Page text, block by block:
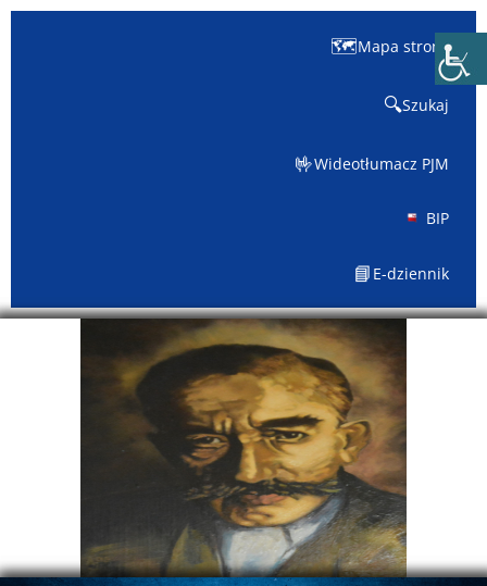
🗺️Mapa strony
🔍Szukaj
🤟Wideotłumacz PJM
BIP
📘 E-dziennik